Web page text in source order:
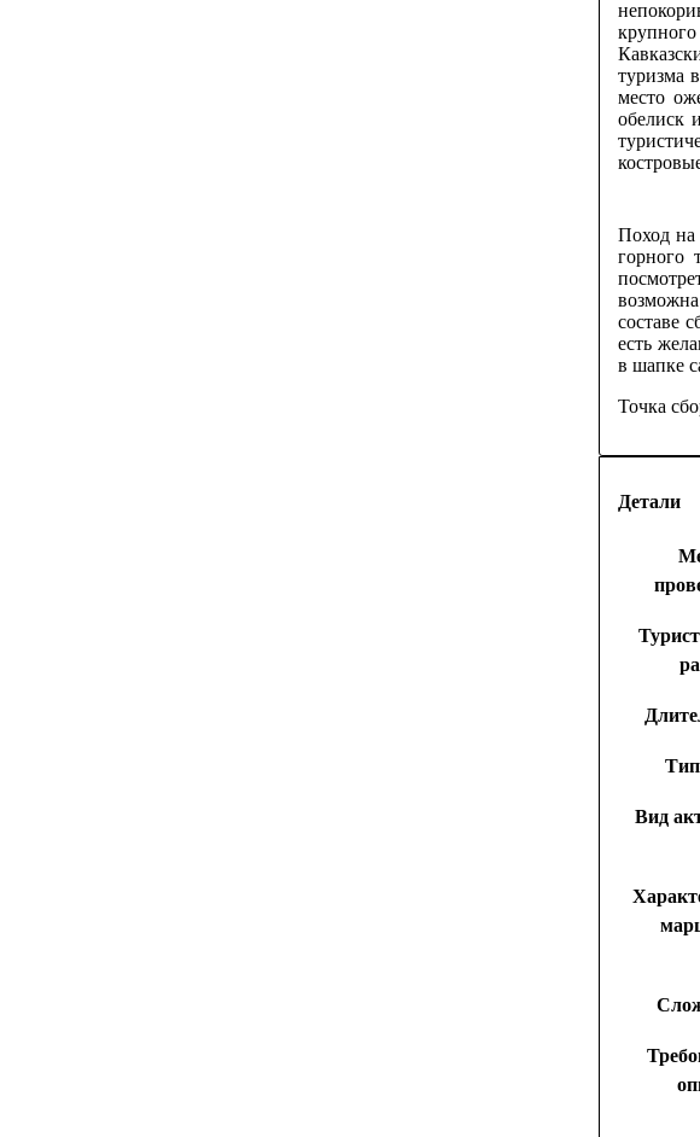
крупного
туризма
место
обелиск
Поход на
горного
составе
есть
в шапке
Точка
Детали
Вид